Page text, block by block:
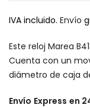
IVA incluido. Envío
Este reloj Marea
Cuenta con un
diámetro de caja
Envío Express en